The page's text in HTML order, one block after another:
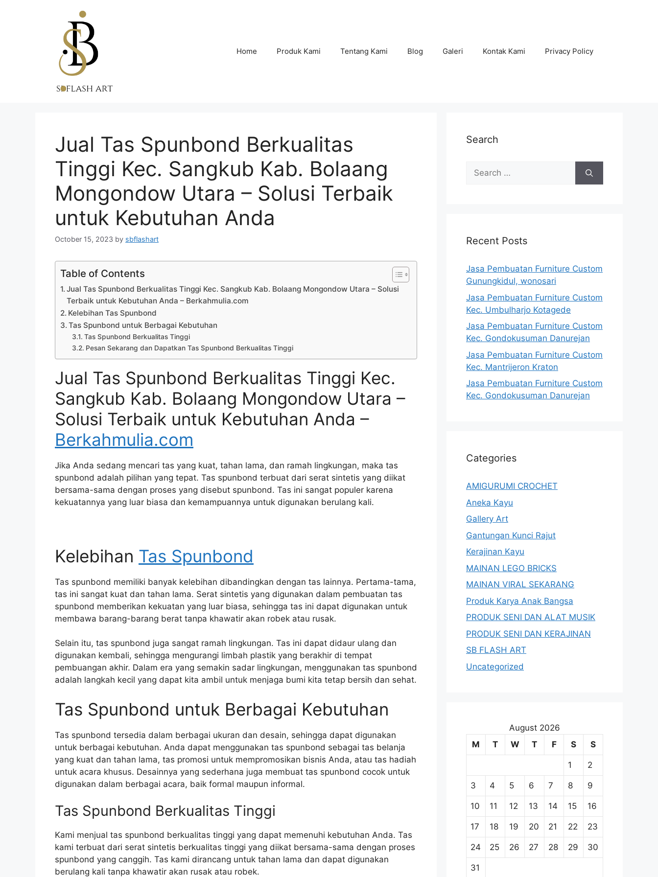
Home Produk Kami Tentang Kami Blog Galeri Kontak Kami Privacy Policy
Jual Tas Spunbond Berkualitas
Tinggi Kec. Sangkub Kab. Bolaang
Mongondow Utara – Solusi Terbaik
untuk Kebutuhan Anda
October 15, 2023 by sbflashart
Table of Contents
Jual Tas Spunbond Berkualitas Tinggi Kec. Sangkub Kab. Bolaang Mongondow Utara – Solusi
Terbaik untuk Kebutuhan Anda – Berkahmulia.com
Kelebihan Tas Spunbond
Tas Spunbond untuk Berbagai Kebutuhan
Tas Spunbond Berkualitas Tinggi
Pesan Sekarang dan Dapatkan Tas Spunbond Berkualitas Tinggi
Jual Tas Spunbond Berkualitas Tinggi Kec.
Sangkub Kab. Bolaang Mongondow Utara –
Solusi Terbaik untuk Kebutuhan Anda –
Berkahmulia.com
Jika Anda sedang mencari tas yang kuat, tahan lama, dan ramah lingkungan, maka tas
spunbond adalah pilihan yang tepat. Tas spunbond terbuat dari serat sintetis yang diikat
bersama-sama dengan proses yang disebut spunbond. Tas ini sangat populer karena
kekuatannya yang luar biasa dan kemampuannya untuk digunakan berulang kali.
Kelebihan Tas Spunbond
Tas spunbond memiliki banyak kelebihan dibandingkan dengan tas lainnya. Pertama-tama,
tas ini sangat kuat dan tahan lama. Serat sintetis yang digunakan dalam pembuatan tas
spunbond memberikan kekuatan yang luar biasa, sehingga tas ini dapat digunakan untuk
membawa barang-barang berat tanpa khawatir akan robek atau rusak.
Selain itu, tas spunbond juga sangat ramah lingkungan. Tas ini dapat didaur ulang dan
digunakan kembali, sehingga mengurangi limbah plastik yang berakhir di tempat
pembuangan akhir. Dalam era yang semakin sadar lingkungan, menggunakan tas spunbond
adalah langkah kecil yang dapat kita ambil untuk menjaga bumi kita tetap bersih dan sehat.
Tas Spunbond untuk Berbagai Kebutuhan
Tas spunbond tersedia dalam berbagai ukuran dan desain, sehingga dapat digunakan
untuk berbagai kebutuhan. Anda dapat menggunakan tas spunbond sebagai tas belanja
yang kuat dan tahan lama, tas promosi untuk mempromosikan bisnis Anda, atau tas hadiah
untuk acara khusus. Desainnya yang sederhana juga membuat tas spunbond cocok untuk
digunakan dalam berbagai acara, baik formal maupun informal.
Tas Spunbond Berkualitas Tinggi
Kami menjual tas spunbond berkualitas tinggi yang dapat memenuhi kebutuhan Anda. Tas
kami terbuat dari serat sintetis berkualitas tinggi yang diikat bersama-sama dengan proses
spunbond yang canggih. Tas kami dirancang untuk tahan lama dan dapat digunakan
berulang kali tanpa khawatir akan rusak atau robek.
Search
Search
for:
Recent Posts
Jasa Pembuatan Furniture Custom
Gunungkidul, wonosari
Jasa Pembuatan Furniture Custom
Kec. Umbulharjo Kotagede
Jasa Pembuatan Furniture Custom
Kec. Gondokusuman Danurejan
Jasa Pembuatan Furniture Custom
Kec. Mantrijeron Kraton
Jasa Pembuatan Furniture Custom
Kec. Gondokusuman Danurejan
Categories
AMIGURUMI CROCHET
Aneka Kayu
Gallery Art
Gantungan Kunci Rajut
Kerajinan Kayu
MAINAN LEGO BRICKS
MAINAN VIRAL SEKARANG
Produk Karya Anak Bangsa
PRODUK SENI DAN ALAT MUSIK
PRODUK SENI DAN KERAJINAN
SB FLASH ART
Uncategorized
August 2026
M
T W T F S S
1 2
3 4 5 6 7 8 9
10 11 12 13 14 15 16
17 18 19 20 21 22 23
24 25 26 27 28 29 30
31